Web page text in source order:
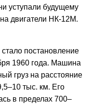
уступали будущему
двигатели НК‑12М.
постановление
1960 года. Машина
груз на расстояние
тыс. км. Его
в пределах 700–